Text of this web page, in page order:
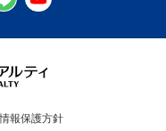
報保護方針